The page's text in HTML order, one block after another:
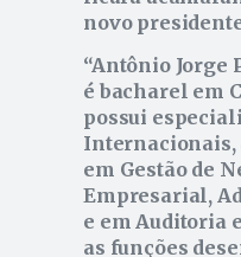
novo
Antônio Jorge
é bacharel em
possui
Internacionais,
em Gestão de
Empresarial,
e em Auditoria
as funções